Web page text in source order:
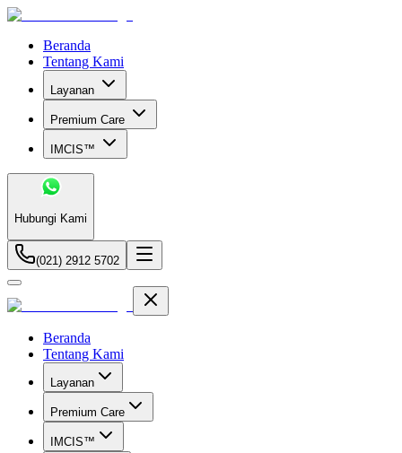
Beranda
Tentang Kami
Layanan
Premium Care
IMCIS™
Hubungi Kami
(021) 2912 5702
Beranda
Tentang Kami
Layanan
Premium Care
IMCIS™